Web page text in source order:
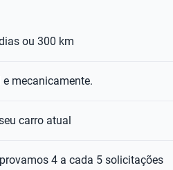
ou 300 km
mecanicamente.
carro atual
4 a cada 5 solicitações